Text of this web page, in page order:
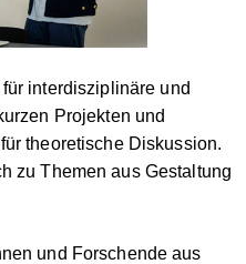
interdisziplinäre und
Projekten und
theoretische Diskussion.
zu Themen aus Gestaltung
und Forschende aus